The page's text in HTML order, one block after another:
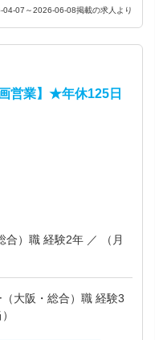
04-07～2026-06-08掲載の求人より
営業】★年休125日